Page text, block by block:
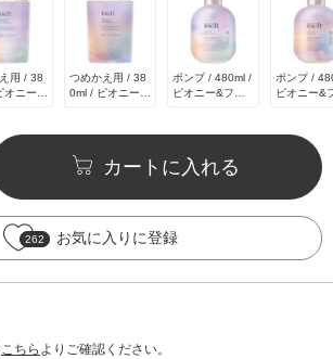
用 / 38
オニー&
つめかえ用 / 38
0ml / ピオニー&
ポンプ / 480ml /
ピオニー&フィ
ポンプ /
ピオニー&
カートに入れる
262 お気に入りに登録
こちら よりご確認ください。